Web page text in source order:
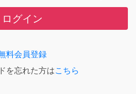
ログイン
料会員登録
を忘れた方はこちら